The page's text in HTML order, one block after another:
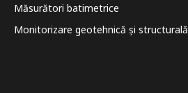
Măsurători batimetrice
Monitorizare geotehnică și structurală